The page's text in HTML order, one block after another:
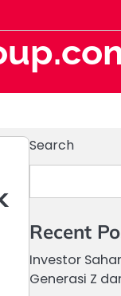
Search
Recent
Investor
Generasi Z